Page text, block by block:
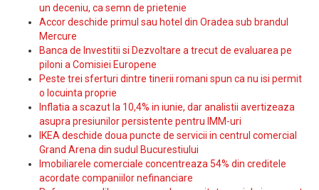
un deceniu, ca semn de prietenie
Accor deschide primul sau hotel din Oradea sub brandul
Mercure
Banca de Investitii si Dezvoltare a trecut de evaluarea pe
piloni a Comisiei Europene
Peste trei sferturi dintre tinerii romani spun ca nu isi permit
o locuinta proprie
Inflatia a scazut la 10,4% in iunie, dar analistii avertizeaza
asupra presiunilor persistente pentru IMM-uri
IKEA deschide doua puncte de servicii in centrul comercial
Grand Arena din sudul Bucurestiului
Imobiliarele comerciale concentreaza 54% din creditele
acordate companiilor nefinanciare